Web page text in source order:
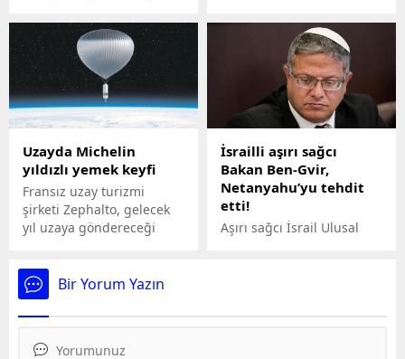
genelinde çıkan yağma ve
kundaklama olayları
sonucu başkent Port
Moresby'de 8, Lae
şehrinde ise 7 kişi hayatını
kaybetti.
takas öncesinde silahlı
askerlerin ağaçlar
arasındaki bir yolda nöbet
beklemesi dikkat çekti,
aralarında yalnızca
onlarca metre vardı.
Uzayda Michelin
yıldızlı yemek keyfi
Fransız uzay turizmi
şirketi Zephalto, gelecek
yıl uzaya göndereceği
hizmeti sunacağını
açıkladı.
İsrailli aşırı sağcı
Bakan Ben-Gvir,
Netanyahu’yu tehdit
etti!
Aşırı sağcı İsrail Ulusal
etmemesi halinde
Bir Yorum Yazın